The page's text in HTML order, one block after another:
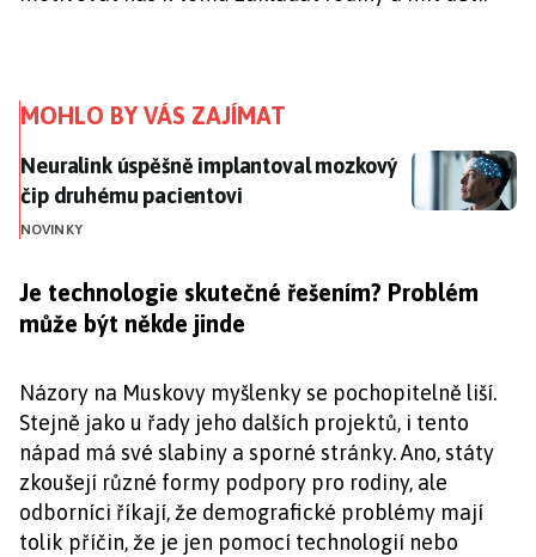
MOHLO BY VÁS ZAJÍMAT
Neuralink úspěšně implantoval mozkový čip
Neuralink úspěšně implantoval mozkový
čip druhému pacientovi
NOVINKY
Je technologie skutečné řešením? Problém
může být někde jinde
Názory na Muskovy myšlenky se pochopitelně liší.
Stejně jako u řady jeho dalších projektů, i tento
nápad má své slabiny a sporné stránky. Ano, státy
zkoušejí různé formy podpory pro rodiny, ale
odborníci říkají, že demografické problémy mají
tolik příčin, že je jen pomocí technologií nebo